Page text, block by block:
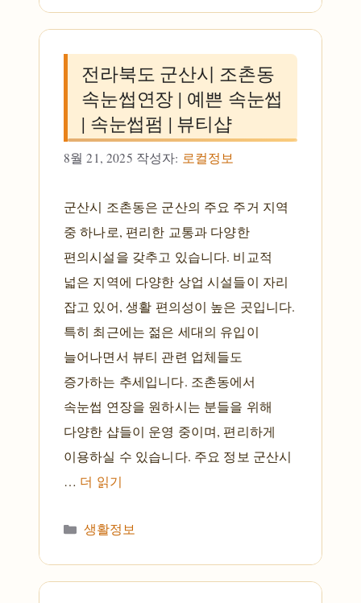
전라북도 군산시 조촌동
속눈썹연장 | 예쁜 속눈썹
| 속눈썹펌 | 뷰티샵
8월 21, 2025 작성자: 로컬정보
군산시 조촌동은 군산의 주요 주거 지역
중 하나로, 편리한 교통과 다양한
편의시설을 갖추고 있습니다. 비교적
넓은 지역에 다양한 상업 시설들이 자리
잡고 있어, 생활 편의성이 높은 곳입니다.
특히 최근에는 젊은 세대의 유입이
늘어나면서 뷰티 관련 업체들도
증가하는 추세입니다. 조촌동에서
속눈썹 연장을 원하시는 분들을 위해
다양한 샵들이 운영 중이며, 편리하게
이용하실 수 있습니다. 주요 정보 군산시
… 더 읽기
카테고리
생활정보